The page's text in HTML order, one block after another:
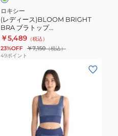
用
26SU
RBR262564
BLU
ト
ッ
プ
26SPRBR261508GRN
ロキシー
(レディース)BLOOM BRIGHT
BRA ブラトップ
26SPRBR261508GRN
￥5,489 （税込）
23%OFF ￥7,150（税込）
49ポイント
ス)BEAUTY